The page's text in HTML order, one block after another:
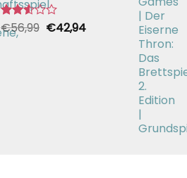
Bewertet
mit
€56,99 Ursprünglicher
€42,94Aktueller